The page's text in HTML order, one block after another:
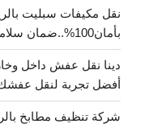
بأمان100%..ضمان سلامتك وراحتك
أفضل تجربة لنقل